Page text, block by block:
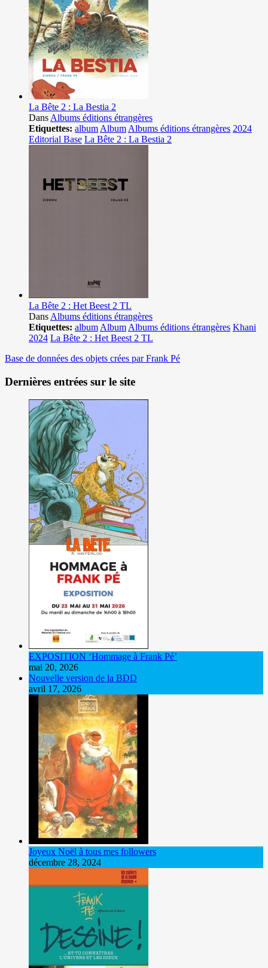
La Bête 2 : La Bestia 2
Dans Albums éditions étrangères
Etiquettes: album Album Albums éditions étrangères 2024
Editorial Base La Bête 2 : La Bestia 2
La Bête 2 : Het Beest 2 TL
Dans Albums éditions étrangères
Etiquettes: album Album Albums éditions étrangères Khani
2024 La Bête 2 : Het Beest 2 TL
Base de données des objets crées par Frank Pé
Dernières entrées sur le site
EXPOSITION ‘Hommage à Frank Pé’
mai 20, 2026
Nouvelle version de la BDD
avril 17, 2026
Joyeux Noël à tous mes followers
décembre 28, 2024